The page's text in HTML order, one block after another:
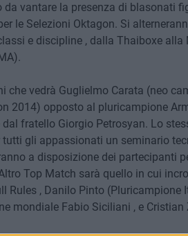
vantare la presenza di blasonati
le Selezioni Oktagon. Si
e discipline , dalla Thaiboxe alla
vedrà Guglielmo Carata (neo
2014) opposto al pluricampione
fratello Giorgio Petrosyan. Lo
tutti gli appassionati un seminario
a disposizione dei partecipanti
Top Match sarà quello in cui
Rules , Danilo Pinto (Pluricampione
mondiale Fabio Siciliani , e Cristian